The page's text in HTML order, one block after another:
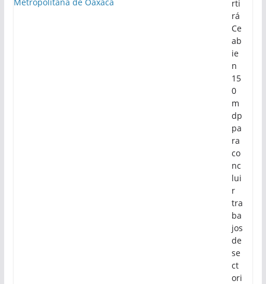
rti
rá
Ce
ab
ie
n
15
0
m
dp
pa
ra
co
nc
lui
r
tra
ba
jos
de
se
ct
ori